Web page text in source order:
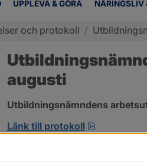
UPPLEVA & GÖRA NÄRINGSLIV
och protokoll /
augusti
Utbildningsnämndens
Länk till protokoll
pdf, 172.8